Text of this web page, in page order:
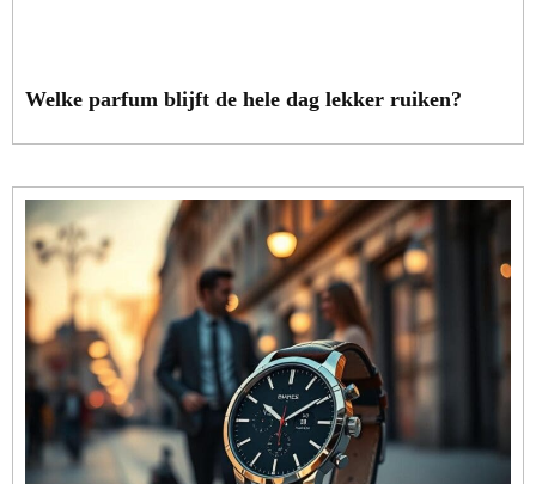
Welke parfum blijft de hele dag lekker ruiken?